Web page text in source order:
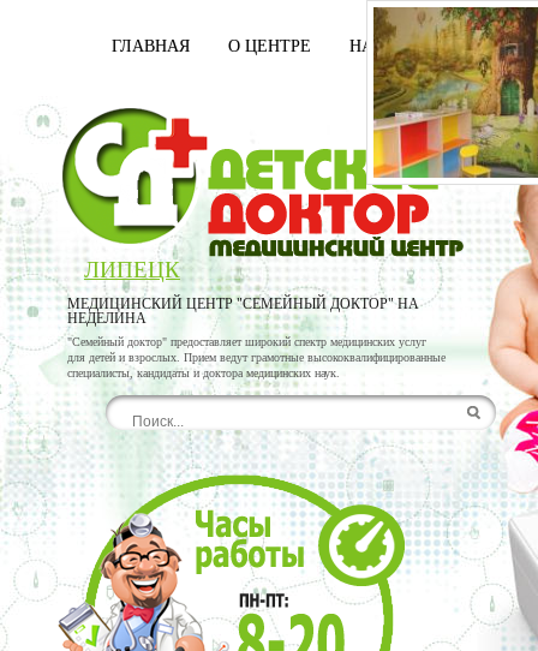
ГЛАВНАЯ О ЦЕНТРЕ НАШИ ВРАЧИ
ЛИПЕЦК
МЕДИЦИНСКИЙ ЦЕНТР "СЕМЕЙНЫЙ ДОКТОР" НА
НЕДЕЛИНА
"Семейный доктор" предоставляет широкий спектр медицинских услуг
для детей и взрослых. Прием ведут грамотные высококвалифицированные
специалисты, кандидаты и доктора медицинских наук.